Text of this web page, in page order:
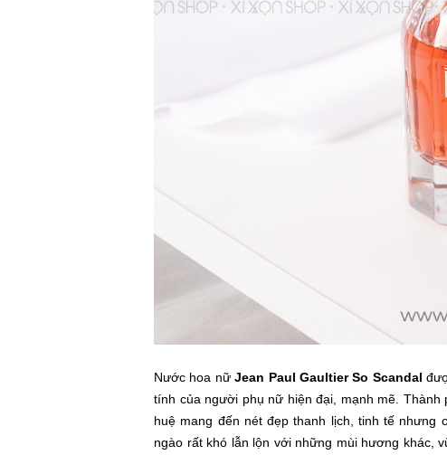
Nước hoa nữJean Paul Gaultier So Scandal
tính của người phụ nữ hiện đại, mạnh mẽ.
huệ mang đến nét đẹp thanh lịch, tinh tế
ngào rất khó lẫn lộn với những mùi hương khác,